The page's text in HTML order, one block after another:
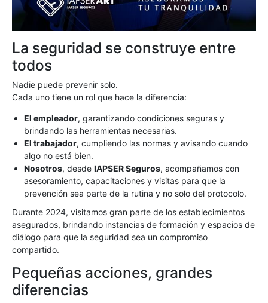
La seguridad se construye entre
todos
Nadie puede prevenir solo.
Cada uno tiene un rol que hace la diferencia:
El empleador, garantizando condiciones seguras y
brindando las herramientas necesarias.
El trabajador, cumpliendo las normas y avisando cuando
algo no está bien.
Nosotros, desde IAPSER Seguros, acompañamos con
asesoramiento, capacitaciones y visitas para que la
prevención sea parte de la rutina y no solo del protocolo.
Durante 2024, visitamos gran parte de los establecimientos
asegurados, brindando instancias de formación y espacios de
diálogo para que la seguridad sea un compromiso
compartido.
Pequeñas acciones, grandes
diferencias